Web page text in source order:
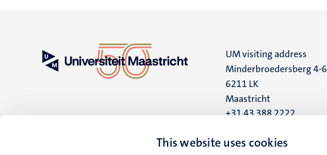
This website uses cookies
UM visiting address
Minderbroedersberg 4-6
6211 LK
Maastricht
+31 43 388 2222
UM postal address